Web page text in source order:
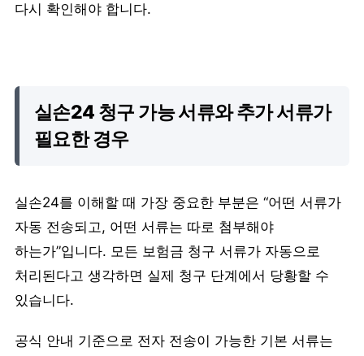
다시 확인해야 합니다.
실손24 청구 가능 서류와 추가 서류가
필요한 경우
실손24를 이해할 때 가장 중요한 부분은 “어떤 서류가
자동 전송되고, 어떤 서류는 따로 첨부해야
하는가”입니다. 모든 보험금 청구 서류가 자동으로
처리된다고 생각하면 실제 청구 단계에서 당황할 수
있습니다.
공식 안내 기준으로 전자 전송이 가능한 기본 서류는